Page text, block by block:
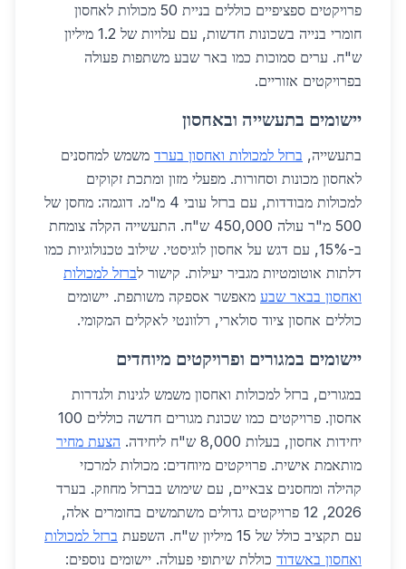
פרויקטים ספציפיים כוללים בניית 50 מכולות לאחסון
חומרי בנייה בשכונות חדשות, עם עלויות של 1.2 מיליון
ש"ח. ערים סמוכות כמו באר שבע משתפות פעולה
בפרויקטים אזוריים.
יישומים בתעשייה ובאחסון
בתעשייה, ברזל למכולות ואחסון בערד משמש למחסנים
לאחסון מכונות וסחורות. מפעלי מזון ומתכת זקוקים
למכולות מבודדות, עם ברזל עובי 4 מ"מ. דוגמה: מחסן של
500 מ"ר עולה 450,000 ש"ח. התעשייה הקלה צומחת
ב-15%, עם דגש על אחסון לוגיסטי. שילוב טכנולוגיות כמו
דלתות אוטומטיות מגביר יעילות. קישור לברזל למכולות
ואחסון בבאר שבע מאפשר אספקה משותפת. יישומים
כוללים אחסון ציוד סולארי, רלוונטי לאקלים המקומי.
יישומים במגורים ופרויקטים מיוחדים
במגורים, ברזל למכולות ואחסון משמש לגינות ולגדרות
אחסון. פרויקטים כמו שכונת מגורים חדשה כוללים 100
יחידות אחסון, בעלות 8,000 ש"ח ליחידה.
הצעת מחיר
מותאמת אישית. פרויקטים מיוחדים: מכולות למרכזי
קהילה ומחסנים צבאיים, עם שימוש בברזל מחוזק. בערד
2026, 12 פרויקטים גדולים משתמשים בחומרים אלה,
עם תקציב כולל של 15 מיליון ש"ח. השפעת
ברזל למכולות
ואחסון באשדוד כוללת שיתופי פעולה. יישומים נוספים: